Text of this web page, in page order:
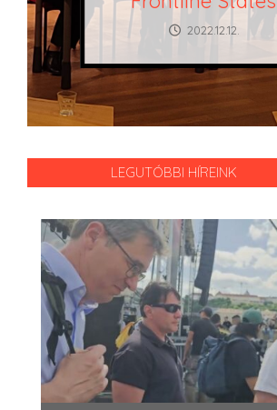
2022.12.12.
LEGUTÓBBI HÍREINK